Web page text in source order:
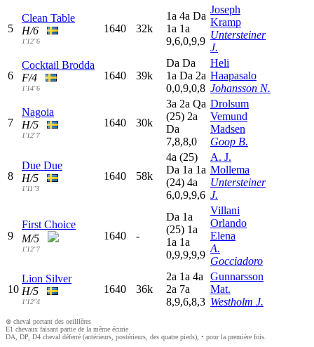
5
Clean Table
H/6
1'12"6
1640 32k
1a 4a Da
1a 1a
9,6,0,9,9
Joseph
Kramp
Untersteiner
J.
6
Cocktail Brodda
F/4
1'14"6
1640 39k
Da Da
1a Da 2a
0,0,9,0,8
Heli
Haapasalo
Johansson N.
7
Nagoia
H/5
1'12"7
1640 30k
3a 2a Qa
(25) 2a
Da
7,8,8,0
Drolsum
Vemund
Madsen
Goop B.
8
Due Due
H/5
1'11"3
1640 58k
4a (25)
Da 1a 1a
(24) 4a
6,0,9,9,6
A. J.
Mollema
Untersteiner
J.
9
First Choice
M/5
1'12"7
1640 -
Da 1a
(25) 1a
1a 1a
0,9,9,9,9
Villani
Orlando
Elena
A.
Gocciadoro
10
Lion Silver
H/5
1'12"4
1640 36k
2a 1a 4a
2a 7a
8,9,6,8,3
Gunnarsson
Mat.
Westholm J.
⊗ cheval portant des oeilllères
E1 chevaux faisant partie de la même écurie
DA, DP, D4 cheval déferré (antérieurs, postérieurs, des quatre pieds), • pour la première fois.